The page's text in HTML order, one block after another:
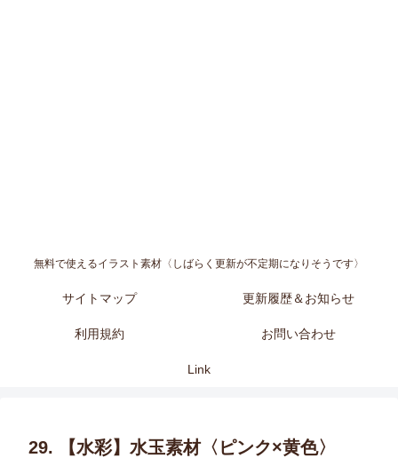
無料で使えるイラスト素材〈しばらく更新が不定期になりそうです〉
サイトマップ 更新履歴＆お知らせ
利用規約 お問い合わせ
Link
29. 【水彩】水玉素材〈ピンク×黄色〉